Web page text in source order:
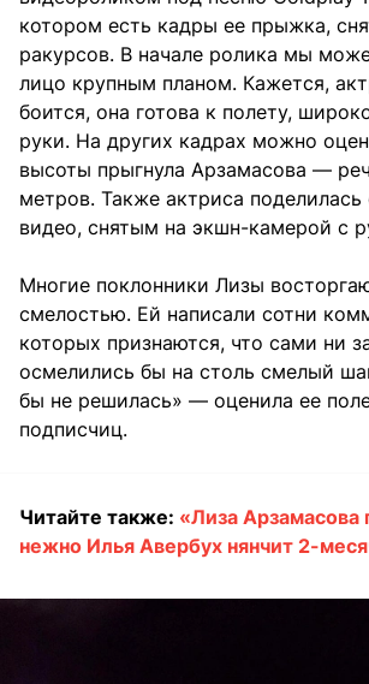
котором есть кадры ее прыжка,
ракурсов. В начале ролика мы
лицо крупным планом. Кажется,
боится, она готова к полету,
руки. На других кадрах можно
высоты прыгнула Арзамасова —
метров. Также актриса
видео, снятым на экшн-камерой с
Многие поклонники Лизы
смелостью. Ей написали сотни
которых признаются, что сами ни
осмелились бы на столь смелый
бы не решилась» — оценила ее
подписчиц.
Читайте также: «Лиза Арзамасова
нежно Илья Авербух нянчит 2-